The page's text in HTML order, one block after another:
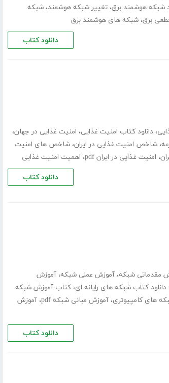
شبکه هوشمند برق، تغییر شبکه هوشمند، شبکه
برق، شبکه های هوشمند برق
دانلود کتاب
، دانلود کتاب امنیت غذایی، امنیت غذایی در جهان،
، شاخص امنیت غذایی در ایران، شاخص های امنیت
، امنیت غذایی در ایران pdf ، اهمیت امنیت غذایی
دانلود کتاب
مقدماتی شبکه، آموزش عملی شبکه، آموزش
دانلود کتاب شبکه های رایانه ای، کتاب آموزش شبکه
های کامپیوتری، آموزش مبانی شبکه pdf ، آموزش
دانلود کتاب